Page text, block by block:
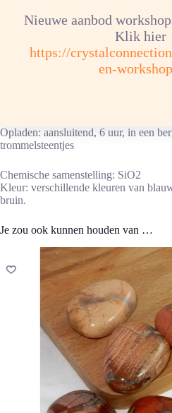
Nieuwe aanbod
Klik hier
https://
en-
Bij vermoeidheid.
Meer informatie over Jaspis
Opladen: aansluitend, 6 uur, in een
trommelsteentjes
Chemische samenstelling: SiO2
Kleur: verschillende kleuren van
bruin.
Je zou ook kunnen houden van …